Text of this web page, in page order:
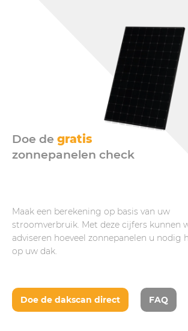
Doe de gratis
zonnepanelen check
Maak een berekening op basis van uw
stroomverbruik. Met deze cijfers kunnen
adviseren hoeveel zonnepanelen u nodig
op uw dak.
Doe de dakscan direct FAQ